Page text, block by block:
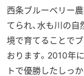
西条ブルーベリー
てられ、水も川の
境で育てることで
おります。2010年
トで優勝したしっ